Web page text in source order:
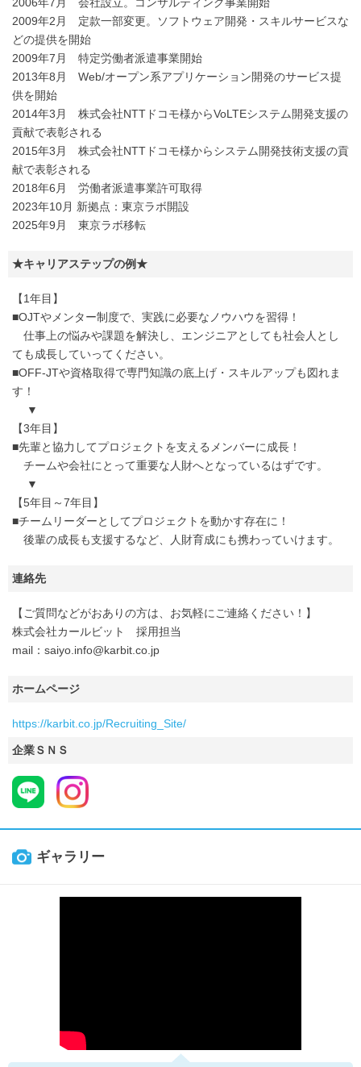
2009年2月 定款一部変更。ソフトウェア開発・スキルサービスな
どの提供を開始
2009年7月 特定労働者派遣事業開始
2013年8月 Web/オープン系アプリケーション開発のサービス提
供を開始
2014年3月 株式会社NTTドコモ様からVoLTEシステム開発支援の
貢献で表彰される
2015年3月 株式会社NTTドコモ様からシステム開発技術支援の貢
献で表彰される
2018年6月 労働者派遣事業許可取得
2023年10月 新拠点：東京ラボ開設
2025年9月 東京ラボ移転
★キャリアステップの例★
【1年目】
■OJTやメンター制度で、実践に必要なノウハウを習得！
仕事上の悩みや課題を解決し、エンジニアとしても社会人とし
ても成長していってください。
■OFF-JTや資格取得で専門知識の底上げ・スキルアップも図れま
す！
▼
【3年目】
■先輩と協力してプロジェクトを支えるメンバーに成長！
チームや会社にとって重要な人財へとなっているはずです。
▼
【5年目～7年目】
■チームリーダーとしてプロジェクトを動かす存在に！
後輩の成長も支援するなど、人財育成にも携わっていけます。
連絡先
【ご質問などがおありの方は、お気軽にご連絡ください！】
株式会社カールビット 採用担当
mail：saiyo.info@karbit.co.jp
ホームページ
https://karbit.co.jp/Recruiting_Site/
企業ＳＮＳ
ギャラリー